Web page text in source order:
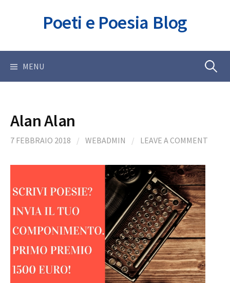
Poeti e Poesia Blog
MENU Ricerca
Alan Alan
7 FEBBRAIO 2018 / WEBADMIN / LEAVE A COMMENT